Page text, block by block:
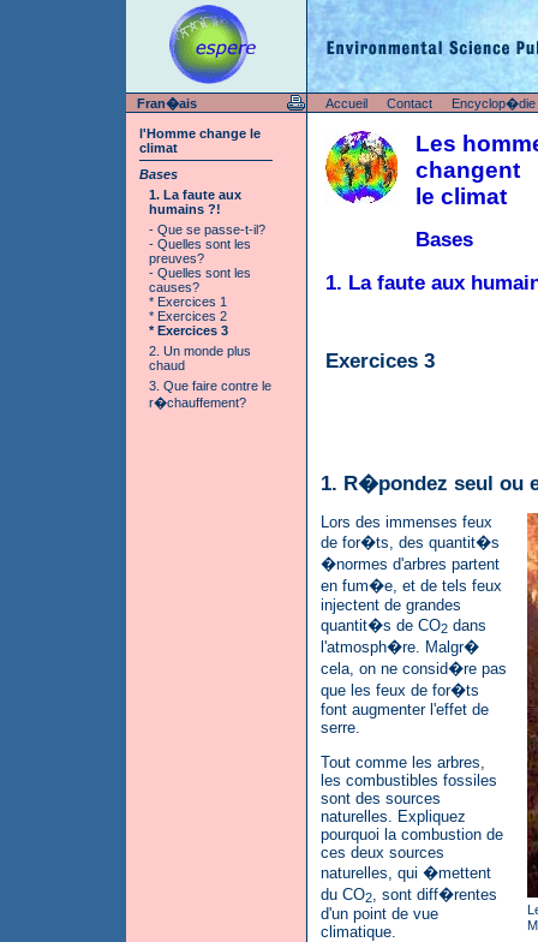
Fran�ais Accueil Contact Encyclop�die
l'Homme change le
climat
Bases
1. La faute aux
humains ?!
- Que se passe-t-il?
- Quelles sont les
preuves?
- Quelles sont les
causes?
* Exercices 1
* Exercices 2
* Exercices 3
2. Un monde plus
chaud
3. Que faire contre le
r�chauffement?
Les
changent
le climat
Bases
1. La faute aux
Exercices 3
1. R�pondez seul ou
Lors des immenses feux
de for�ts, des quantit�s
�normes d'arbres partent
en fum�e, et de tels feux
injectent de grandes
quantit�s de CO2 dans
l'atmosph�re. Malgr�
cela, on ne consid�re pas
que les feux de for�ts
font augmenter l'effet de
serre.
Tout comme les arbres,
les combustibles fossiles
sont des sources
naturelles. Expliquez
pourquoi la combustion de
ces deux sources
naturelles, qui �mettent
du CO2
, sont diff�rentes
d'un point de vue
climatique.